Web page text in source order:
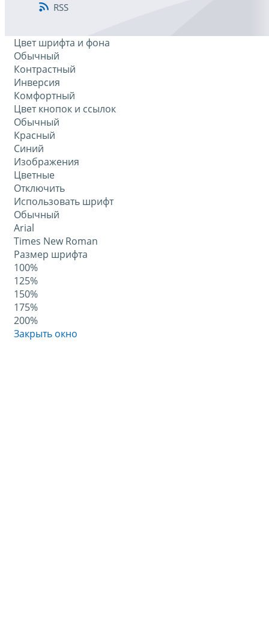
RSS
Цвет шрифта и фона
Обычный
Контрастный
Инверсия
Комфортный
Цвет кнопок и ссылок
Обычный
Красный
Синий
Изображения
Цветные
Отключить
Использовать шрифт
Обычный
Arial
Times New Roman
Размер шрифта
100%
125%
150%
175%
200%
Закрыть окно